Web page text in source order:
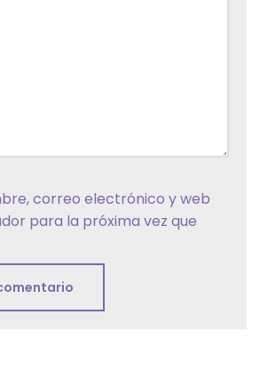
correo electrónico y web
para la próxima vez que